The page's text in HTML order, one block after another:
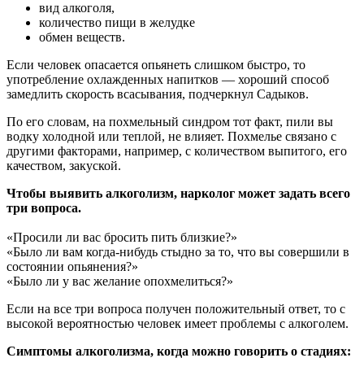
вид алкоголя,
количество пищи в желудке
обмен веществ.
Если человек опасается опьянеть слишком быстро, то
употребление охлажденных напитков — хороший способ
замедлить скорость всасывания, подчеркнул Садыков.
По его словам, на похмельный синдром тот факт, пили вы
водку холодной или теплой, не влияет. Похмелье связано с
другими факторами, например, с количеством выпитого, его
качеством, закуской.
Чтобы выявить алкоголизм, нарколог может задать всего
три вопроса.
«Просили ли вас бросить пить близкие?»
«Было ли вам когда-нибудь стыдно за то, что вы совершили в
состоянии опьянения?»
«Было ли у вас желание опохмелиться?»
Если на все три вопроса получен положительный ответ, то с
высокой вероятностью человек имеет проблемы с алкоголем.
Симптомы алкоголизма, когда можно говорить о стадиях: